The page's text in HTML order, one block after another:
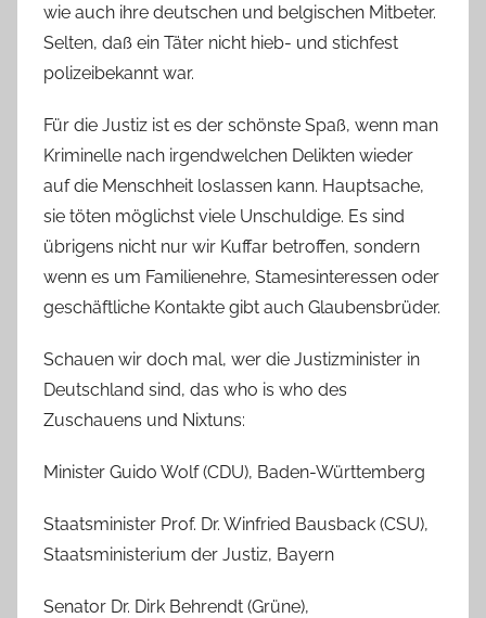
wie auch ihre deutschen und belgischen Mitbeter.
Selten, daß ein Täter nicht hieb- und stichfest
polizeibekannt war.
Für die Justiz ist es der schönste Spaß, wenn man
Kriminelle nach irgendwelchen Delikten wieder
auf die Menschheit loslassen kann. Hauptsache,
sie töten möglichst viele Unschuldige. Es sind
übrigens nicht nur wir Kuffar betroffen, sondern
wenn es um Familienehre, Stamesinteressen oder
geschäftliche Kontakte gibt auch Glaubensbrüder.
Schauen wir doch mal, wer die Justizminister in
Deutschland sind, das who is who des
Zuschauens und Nixtuns:
Minister Guido Wolf (CDU), Baden-Württemberg
Staatsminister Prof. Dr. Winfried Bausback (CSU),
Staatsministerium der Justiz, Bayern
Senator Dr. Dirk Behrendt (Grüne),